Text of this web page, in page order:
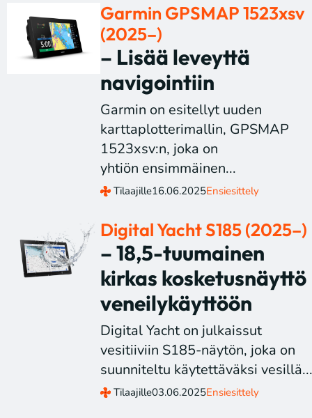
Garmin GPSMAP 1523xsv
(2025–)
– Lisää leveyttä
navigointiin
Garmin on esitellyt uuden
karttaplotterimallin, GPSMAP
1523xsv:n, joka on
yhtiön ensimmäinen...
Tilaajille16.06.2025Ensiesittely
Digital Yacht S185 (2025–)
– 18,5-tuumainen
kirkas kosketusnäyttö
veneilykäyttöön
Digital Yacht on julkaissut
vesitiiviin S185-näytön, joka on
suunniteltu käytettäväksi
Tilaajille03.06.2025Ensiesittely